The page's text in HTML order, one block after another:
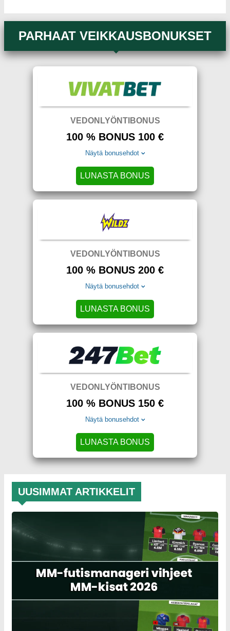
PARHAAT VEIKKAUSBONUKSET
VEDONLYÖNTIBONUS
100 % BONUS 100 €
Näytä bonusehdot
LUNASTA BONUS
VEDONLYÖNTIBONUS
100 % BONUS 200 €
Näytä bonusehdot
LUNASTA BONUS
VEDONLYÖNTIBONUS
100 % BONUS 150 €
Näytä bonusehdot
LUNASTA BONUS
UUSIMMAT ARTIKKELIT